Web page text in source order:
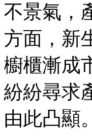
不景氣，
方面，新
櫥櫃漸成
紛紛尋求
由此凸顯。